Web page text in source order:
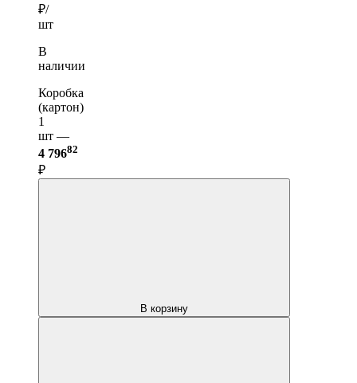
₽/
шт
В
наличии
Коробка
(картон)
1
шт —
4 79682
₽
В корзину